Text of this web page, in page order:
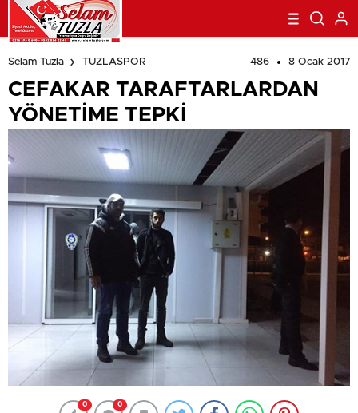
beylikdüzü
escort
esenyurt
escortavcılar
escortavcılar
escortavcılar
escort beylikdüzü
escortbeylikdüzü
escortesenyurt
escort
escort
Selam Tuzla TUZLASPOR 486 8 Ocak 2017
CEFAKAR TARAFTARLARDAN
YÖNETİME TEPKİ
0 0